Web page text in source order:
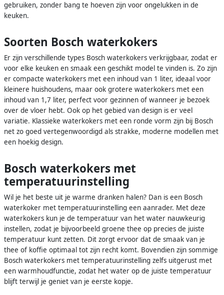
gebruiken, zonder bang te hoeven zijn voor ongelukken in de
keuken.
Soorten Bosch waterkokers
Er zijn verschillende types Bosch waterkokers verkrijgbaar, zodat er
voor elke keuken en smaak een geschikt model te vinden is. Zo zijn
er compacte waterkokers met een inhoud van 1 liter, ideaal voor
kleinere huishoudens, maar ook grotere waterkokers met een
inhoud van 1,7 liter, perfect voor gezinnen of wanneer je bezoek
over de vloer hebt. Ook op het gebied van design is er veel
variatie. Klassieke waterkokers met een ronde vorm zijn bij Bosch
net zo goed vertegenwoordigd als strakke, moderne modellen met
een hoekig design.
Bosch waterkokers met
temperatuurinstelling
Wil je het beste uit je warme dranken halen? Dan is een Bosch
waterkoker met temperatuurinstelling een aanrader. Met deze
waterkokers kun je de temperatuur van het water nauwkeurig
instellen, zodat je bijvoorbeeld groene thee op precies de juiste
temperatuur kunt zetten. Dit zorgt ervoor dat de smaak van je
thee of koffie optimaal tot zijn recht komt. Bovendien zijn sommige
Bosch waterkokers met temperatuurinstelling zelfs uitgerust met
een warmhoudfunctie, zodat het water op de juiste temperatuur
blijft terwijl je geniet van je eerste kopje.